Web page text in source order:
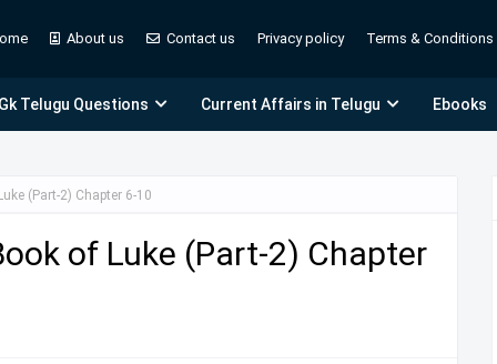
About us Contact us Privacy policy Terms & Conditions
Telugu Questions Current Affairs in Telugu Ebooks
(Part-2) Chapter 6-10
of Luke (Part-2) Chapter